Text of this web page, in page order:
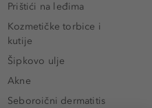
Prištići na leđima
Kozmetičke torbice i
kutije
Šipkovo ulje
Akne
Seboroični dermatitis